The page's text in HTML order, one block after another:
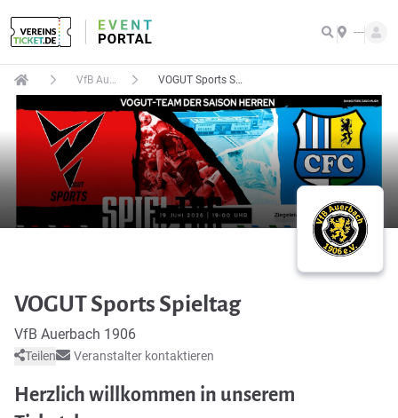
---
VfB Auerbach 1906 VOGUT Sports Spieltag
VOGUT Sports Spieltag
VfB Auerbach 1906
Teilen Veranstalter kontaktieren
Herzlich willkommen in unserem